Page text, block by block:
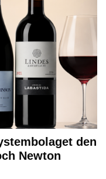
den
Newton